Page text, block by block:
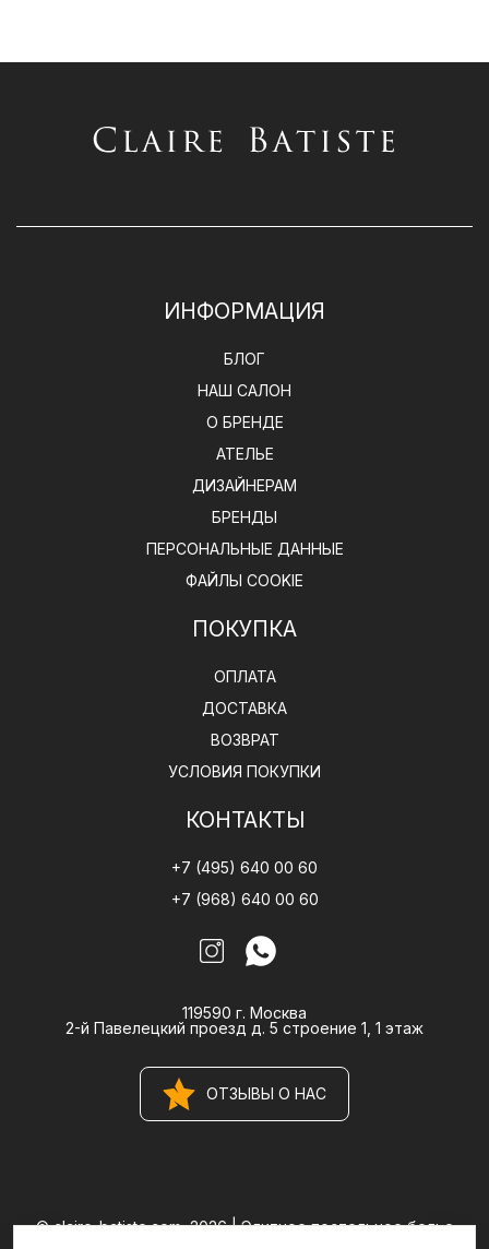
ИНФОРМАЦИЯ
БЛОГ
НАШ САЛОН
О БРЕНДЕ
АТЕЛЬЕ
ДИЗАЙНЕРАМ
БРЕНДЫ
ПЕРСОНАЛЬНЫЕ ДАННЫЕ
ФАЙЛЫ COOKIE
ПОКУПКА
ОПЛАТА
ДОСТАВКА
ВОЗВРАТ
УСЛОВИЯ ПОКУПКИ
КОНТАКТЫ
+7 (495) 640 00 60
+7 (968) 640 00 60
119590 г. Москва
2-й Павелецкий проезд д. 5 строение 1, 1 этаж
ОТЗЫВЫ О НАС
© claire-batiste.com, 2026 |Элитное постельное белье